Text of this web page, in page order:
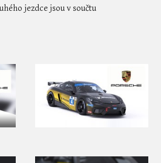
jezdce jsou v součtu